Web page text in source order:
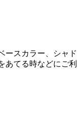
ースカラー、シャド
あてる時などにご利